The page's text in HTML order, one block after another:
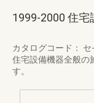
1999-2000 住
カタログコード： セ
住宅設備機器全般の
す。